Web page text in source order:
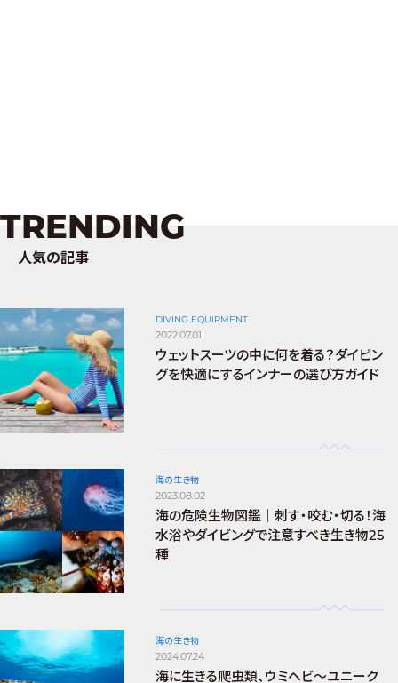
TRENDING
人気の記事
DIVING EQUIPMENT
2022.07.01
ウェットスーツの中に何を着る？ダイビン
グを快適にするインナーの選び方ガイド
海の生き物
2023.08.02
海の危険生物図鑑｜刺す・咬む・切る！海
水浴やダイビングで注意すべき生き物25
種
海の生き物
2024.07.24
海に生きる爬虫類、ウミヘビ～ユニーク